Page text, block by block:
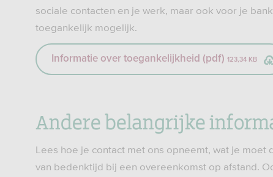
sociale contacten en je werk, maar ook voor je
toegankelijk mogelijk.
Informatie over toegankelijkheid (pdf) 123,34 KB
Andere belangrijke
Lees hoe je contact met ons opneemt, wat je
van bedenktijd bij een overeenkomst op afstand.